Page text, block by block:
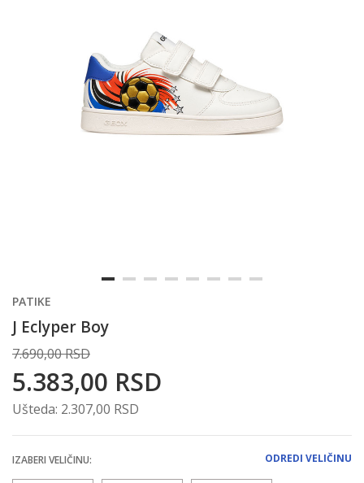
PATIKE
J Eclyper Boy
7.690,00RSD
5.383,00 RSD
Ušteda: 2.307,00 RSD
ODREDI VELIČINU
IZABERI VELIČINU: